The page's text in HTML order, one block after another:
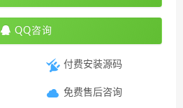
QQ咨询
付费安装源码
免费售后咨询